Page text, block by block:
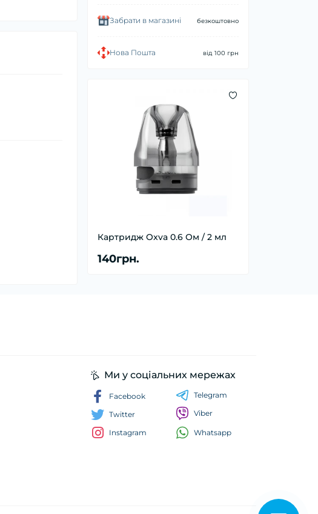
Забрати в магазині безкоштовно
Нова Пошта від 100 грн
Картридж Oxva 0.6 Ом / 2 мл
140грн.
Ми у соціальних мережах
Facebook
Twitter
Instagram
Telegram
Viber
Whatsapp